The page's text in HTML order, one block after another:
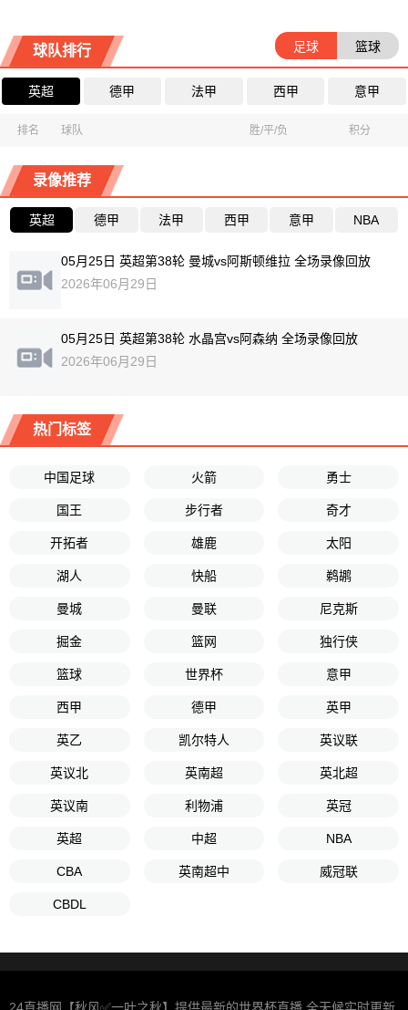
球队排行 足球 篮球
英超 德甲 法甲 西甲 意甲
排名 球队 胜/平/负 积分
录像推荐
英超 德甲 法甲 西甲 意甲 NBA
05月25日 英超第38轮 曼城vs阿斯顿维拉 全场录像回放
2026年06月29日
05月25日 英超第38轮 水晶宫vs阿森纳 全场录像回放
2026年06月29日
热门标签
中国足球 火箭 勇士
国王 步行者 奇才
开拓者 雄鹿 太阳
湖人 快船 鹈鹕
曼城 曼联 尼克斯
掘金 篮网 独行侠
篮球 世界杯 意甲
西甲 德甲 英甲
英乙 凯尔特人 英议联
英议北 英南超 英北超
英议南 利物浦 英冠
英超 中超 NBA
CBA 英南超中 威冠联
CBDL
24直播网【秋风✅一叶之秋】提供最新的世界杯直播,全天候实时更新,